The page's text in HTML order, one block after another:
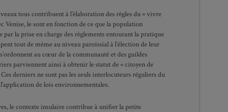
tous contribuent à l’élaboration des règles du « vivre
Venise, le sont en fonction de ce que la population
la prise en charge des règlements entourant la pratique
tout de même au niveau paroissial à l’élection de leur
au cœur de la communauté et des guildes
parviennent ainsi à obtenir le statut de « citoyen de
derniers ne sont pas les seuls interlocuteurs réguliers du
de lois environnementales.
le contexte insulaire contribue à unifier la petite